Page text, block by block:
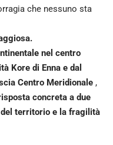
che nessuno sta
nel centro
Kore di Enna e dal
Centro Meridionale ,
concreta a due
territorio e la fragilità